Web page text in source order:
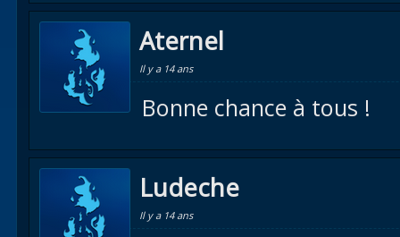
Aternel
Il y a 14 ans
Bonne chance à tous !
Ludeche
Il y a 14 ans